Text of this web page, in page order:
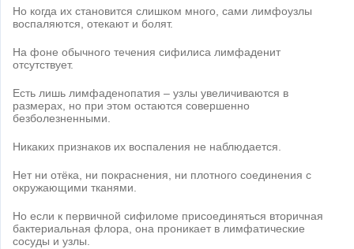
Но когда их становится слишком много, сами лимфоузлы
воспаляются, отекают и болят.
На фоне обычного течения сифилиса лимфаденит
отсутствует.
Есть лишь лимфаденопатия – узлы увеличиваются в
размерах, но при этом остаются совершенно
безболезненными.
Никаких признаков их воспаления не наблюдается.
Нет ни отёка, ни покраснения, ни плотного соединения с
окружающими тканями.
Но если к первичной сифиломе присоединяться вторичная
бактериальная флора, она проникает в лимфатические
сосуды и узлы.